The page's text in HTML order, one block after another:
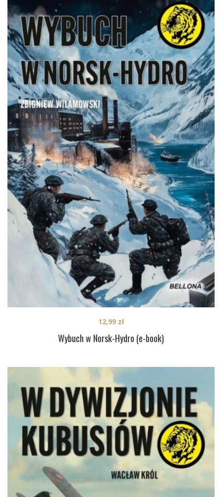
Wybuch w Norsk-Hydro (e-book)
12,99 zł